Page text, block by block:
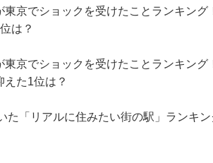
東京でショックを受けたことランキン
は？
東京でショックを受けたことランキン
た1位は？
た「リアルに住みたい街の駅」ランキ